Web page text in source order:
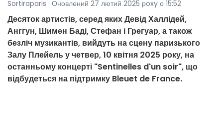
Sortiraparis · Оновлений 27 лютий 2025 рoxy о 15:52
Десяток артистів, серед яких Девід Халлідей,
Анггун, Шимен Баді, Стефан і Грегуар, а також
безліч музикантів, вийдуть на сцену паризького
Залу Плейель у четвер, 10 квітня 2025 року, на
останньому концерті "Sentinelles d'un soir", що
відбудеться на підтримку Bleuet de France.